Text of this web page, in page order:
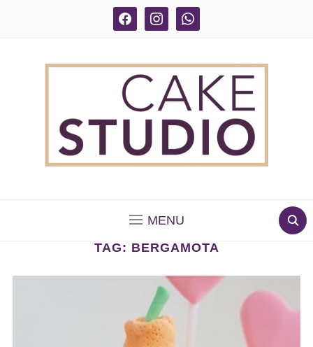
facebook instagram whatsapp
MENU
TAG: BERGAMOTA